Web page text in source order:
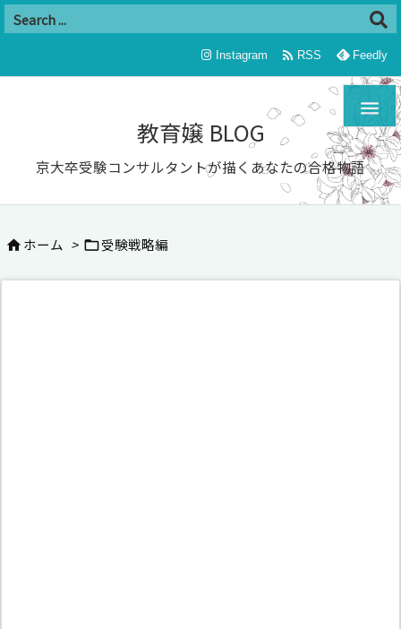
教育嬢 BLOG
京大卒受験コンサルタントが描くあなたの合格物語

Instagram  RSS Feedly
 ホーム > 受験戦略編